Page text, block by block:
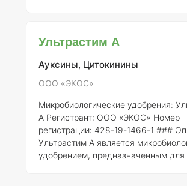
способствуют улучшению качества
растениями и повышению
растений к стрессовым условиям.
данные о составе и кон
Ультрастим А
Ауксины, Цитокинины
ООО «ЭКОС»
Микробиологические удобрения:
А Регистрант: ООО «ЭКОС» Номер
регистрации: 428-19-1466-1 ### Описание
Ультрастим А является
удобрением, предназначенным для